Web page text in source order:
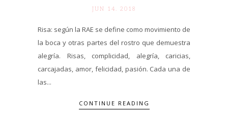
JUN 14. 2018
Risa: según la RAE se define como movimiento de
la boca y otras partes del rostro que demuestra
alegría. Risas, complicidad, alegría, caricias,
carcajadas, amor, felicidad, pasión. Cada una de
las...
CONTINUE READING